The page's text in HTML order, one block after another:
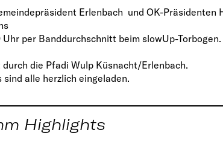
Erlenbach und OK-Präsidenten
per Banddurchschnitt beim slowUp-Torbogen.
die Pfadi Wulp Küsnacht/Erlenbach.
alle herzlich eingeladen.
Highlights